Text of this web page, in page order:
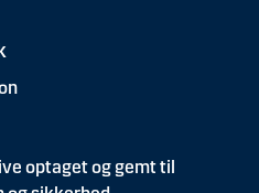
optaget og gemt til